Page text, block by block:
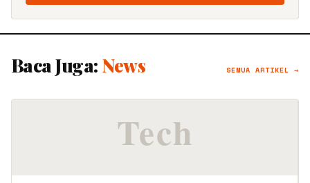
Baca Juga: News SEMUA ARTIKEL →